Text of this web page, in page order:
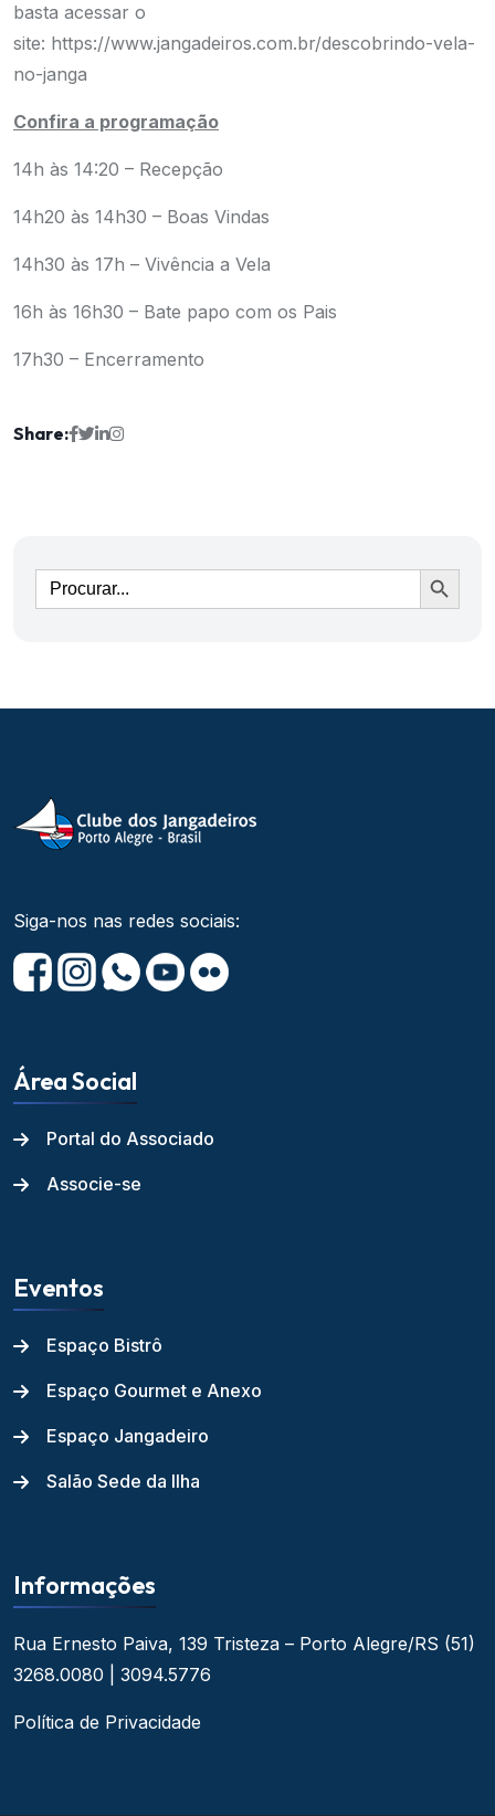
basta acessar o
site: https://www.jangadeiros.com.br/descobrindo-vela-
no-janga
Confira a programação
14h às 14:20 – Recepção
14h20 às 14h30 – Boas Vindas
14h30 às 17h – Vivência a Vela
16h às 16h30 – Bate papo com os Pais
17h30 – Encerramento
Share:
Ir
Siga-nos nas redes sociais:
Área Social
Portal do Associado
Associe-se
Eventos
Espaço Bistrô
Espaço Gourmet e Anexo
Espaço Jangadeiro
Salão Sede da Ilha
Informações
Rua Ernesto Paiva, 139 Tristeza – Porto Alegre/RS (51)
3268.0080 | 3094.5776
Política de Privacidade